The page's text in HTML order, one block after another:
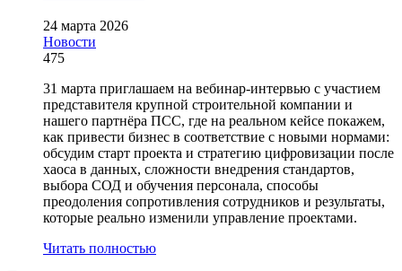
24 марта 2026
Новости
475
31 марта приглашаем на вебинар-интервью с участием
представителя крупной строительной компании и
нашего партнёра ПСС, где на реальном кейсе покажем,
как привести бизнес в соответствие с новыми нормами:
обсудим старт проекта и стратегию цифровизации после
хаоса в данных, сложности внедрения стандартов,
выбора СОД и обучения персонала, способы
преодоления сопротивления сотрудников и результаты,
которые реально изменили управление проектами.
Читать полностью